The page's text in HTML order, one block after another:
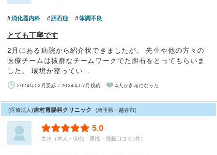
消化器内科 胆石症 体調不良
とても丁寧です
2月にある病院から紹介状できましたが。 先生や他の方々の
医療チームは抜群なチームワークでた胆石をとってもらいま
した。 環境が整ってい…
2024年02月受診 / 2024年07月投稿 4人が参考になった
(医療法人)吉村胃腸科クリニック (埼玉県・越谷市)
5.0
主水（本人・50代・男性・掲載口コミ1件）